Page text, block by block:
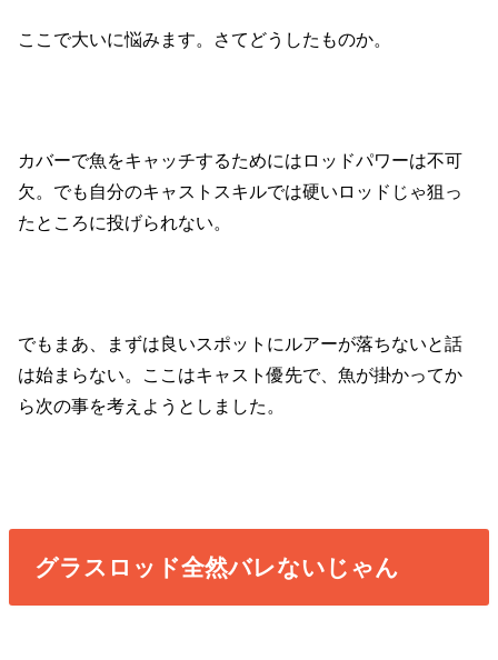
ここで大いに悩みます。さてどうしたものか。
カバーで魚をキャッチするためにはロッドパワーは不可
欠。でも自分のキャストスキルでは硬いロッドじゃ狙っ
たところに投げられない。
でもまあ、まずは良いスポットにルアーが落ちないと話
は始まらない。ここはキャスト優先で、魚が掛かってか
ら次の事を考えようとしました。
グラスロッド全然バレないじゃん